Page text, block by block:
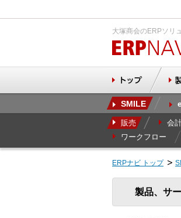
大塚商会のERPソリ
SMILE
販売 会
ワークフロー
ERPナビ トップ
製品、サ